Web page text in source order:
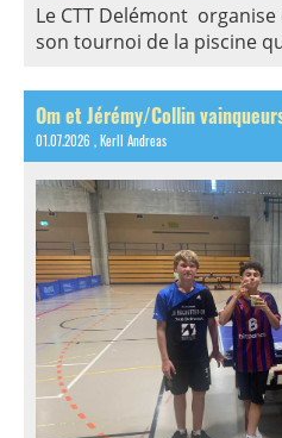
Le CTT Delémont
son tournoi de la piscine
Om et Jérémy/Collin
01.07.2026 , Kerll Andreas